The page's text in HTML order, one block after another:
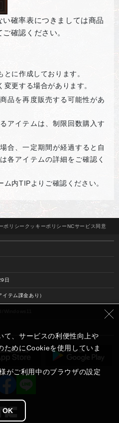
確率表につきましては商品
確認ください。
に作成しております。
更する場合があります。
品を再度販売する可能性があ
アイテムは、制限回数購入す
合、一定期間が経過すると自
各アイテムの詳細をご確認く
内TIPよりご確認ください。
ポリシー クッキーポリシーNCサービス 同意
日
テム課金あり）
て、サービスの利便性向上や
ためにCookieを使用していま
がご利用中のブラウザの設定
OK